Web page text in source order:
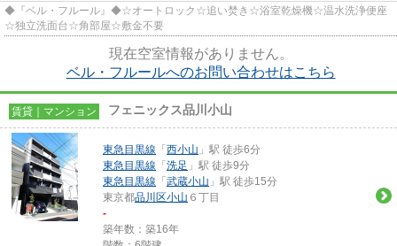
◆『ベル・フルール』◆☆オートロック☆追い焚き☆浴室乾燥機☆温水洗浄便座
☆独立洗面台☆角部屋☆敷金不要
現在空室情報がありません。
ベル・フルールへのお問い合わせはこちら
賃貸｜マンション フェニックス品川小山
東急目黒線 「 西小山 」駅 徒歩6分
東急目黒線 「 洗足 」駅 徒歩9分
東急目黒線 「 武蔵小山 」駅 徒歩15分
東京都品川区小山 ６丁目
-
築年数：築16年